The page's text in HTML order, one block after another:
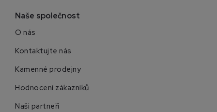
Naše společnost
O nás
Kontaktujte nás
Kamenné prodejny
Hodnocení zákazníků
Naši partneři